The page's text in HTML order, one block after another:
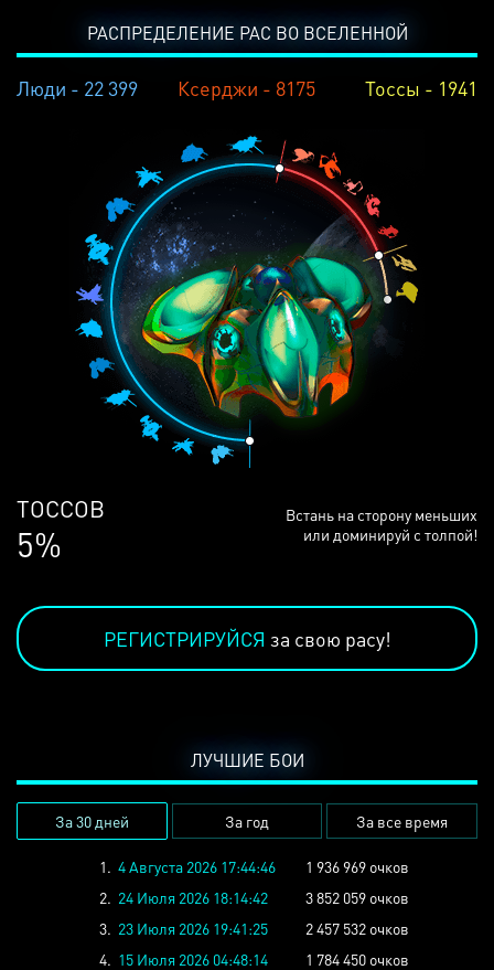
РАСПРЕДЕЛЕНИЕ РАС ВО ВСЕЛЕННОЙ
Люди - 22 399 Ксерджи - 8175 Тоссы - 1941
ЛЮДЕЙ
68%
Встань на сторону меньших
или доминируй с толпой!
РЕГИСТРИРУЙСЯ за свою расу!
ЛУЧШИЕ БОИ
За 30 дней За год За все время
1. 4 Августа 2026 17:44:46
1 936 969 очков
2. 24 Июля 2026 18:14:42
3 852 059 очков
3. 23 Июля 2026 19:41:25
2 457 532 очков
4. 15 Июля 2026 04:48:14
1 784 450 очков